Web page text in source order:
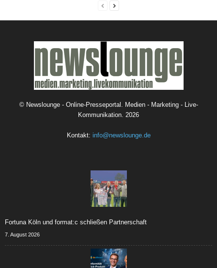
© Newslounge - Online-Presseportal. Medien - Marketing - Live-
Kommunikation. 2026
Kontakt: info@newslounge.de
Fortuna Köln und format:c schließen Partnerschaft
7. August 2026